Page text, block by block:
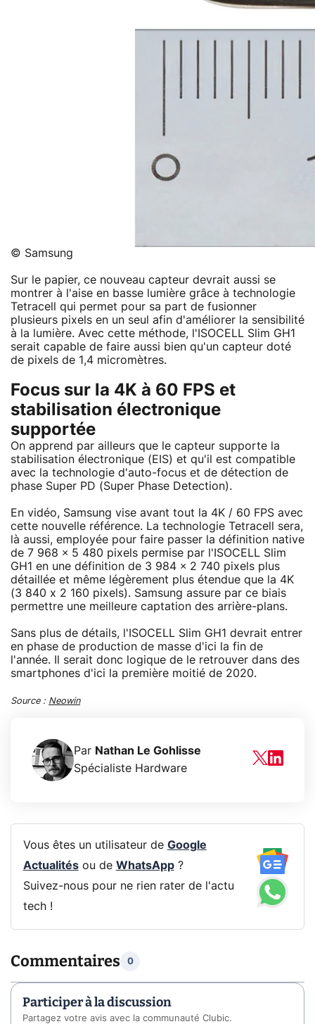
© Samsung
Sur le papier, ce nouveau capteur devrait aussi se
montrer à l'aise en basse lumière grâce à technologie
Tetracell qui permet pour sa part de fusionner
plusieurs pixels en un seul afin d'améliorer la sensibilité
à la lumière. Avec cette méthode, l'ISOCELL Slim GH1
serait capable de faire aussi bien qu'un capteur doté
de pixels de 1,4 micromètres.
Focus sur la 4K à 60 FPS et
stabilisation électronique
supportée
On apprend par ailleurs que le capteur supporte la
stabilisation électronique (EIS) et qu'il est compatible
avec la technologie d'auto-focus et de détection de
phase Super PD (Super Phase Detection).
En vidéo, Samsung vise avant tout la 4K / 60 FPS avec
cette nouvelle référence. La technologie Tetracell sera,
là aussi, employée pour faire passer la définition native
de 7 968 × 5 480 pixels permise par l'ISOCELL Slim
GH1 en une définition de 3 984 × 2 740 pixels plus
détaillée et même légèrement plus étendue que la 4K
(3 840 x 2 160 pixels). Samsung assure par ce biais
permettre une meilleure captation des arrière-plans.
Sans plus de détails, l'ISOCELL Slim GH1 devrait entrer
en phase de production de masse d'ici la fin de
l'année. Il serait donc logique de le retrouver dans des
smartphones d'ici la première moitié de 2020.
Source : Neowin
Par Nathan Le Gohlisse
Spécialiste Hardware
Vous êtes un utilisateur de Google
Actualitésou de WhatsApp?
Suivez-nous pour ne rien rater de l'actu
tech !
Commentaires 0
Participer à la discussion
Partagez votre avis avec la communauté Clubic.